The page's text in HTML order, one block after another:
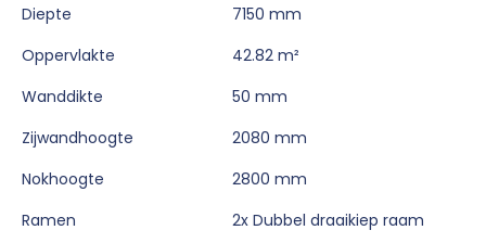
Diepte
7150 mm
Oppervlakte
42.82 m²
Wanddikte
50 mm
Zijwandhoogte
2080 mm
Nokhoogte
2800 mm
Ramen
2x Dubbel draaikiep raam